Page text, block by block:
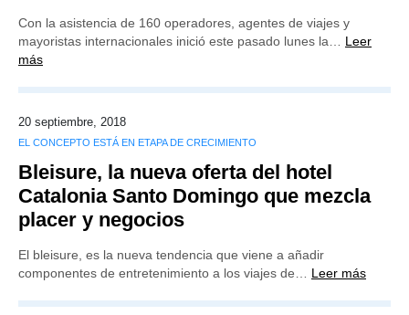
Con la asistencia de 160 operadores, agentes de viajes y
mayoristas internacionales inició este pasado lunes la… Leer
más
20 septiembre, 2018
EL CONCEPTO ESTÁ EN ETAPA DE CRECIMIENTO
Bleisure, la nueva oferta del hotel
Catalonia Santo Domingo que mezcla
placer y negocios
El bleisure, es la nueva tendencia que viene a añadir
componentes de entretenimiento a los viajes de… Leer más